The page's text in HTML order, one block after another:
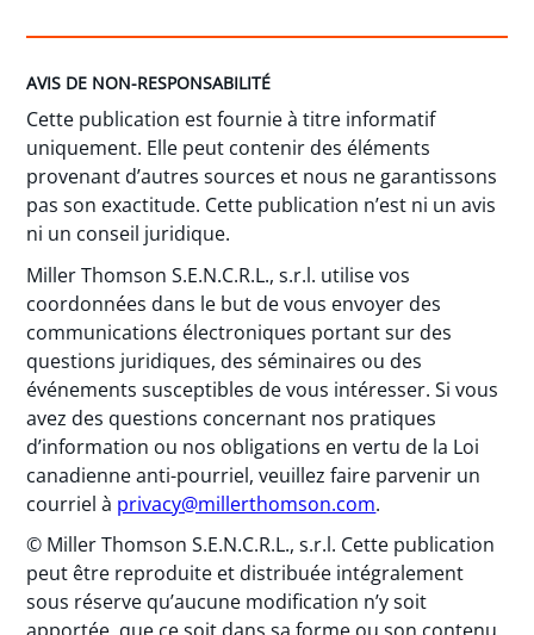
AVIS DE NON-RESPONSABILITÉ
Cette publication est fournie à titre informatif
uniquement. Elle peut contenir des éléments
provenant d’autres sources et nous ne garantissons
pas son exactitude. Cette publication n’est ni un avis
ni un conseil juridique.
Miller Thomson S.E.N.C.R.L., s.r.l. utilise vos
coordonnées dans le but de vous envoyer des
communications électroniques portant sur des
questions juridiques, des séminaires ou des
événements susceptibles de vous intéresser. Si vous
avez des questions concernant nos pratiques
d’information ou nos obligations en vertu de la Loi
canadienne anti-pourriel, veuillez faire parvenir un
courriel à privacy@millerthomson.com.
© Miller Thomson S.E.N.C.R.L., s.r.l. Cette publication
peut être reproduite et distribuée intégralement
sous réserve qu’aucune modification n’y soit